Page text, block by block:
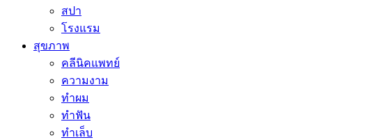
สปา
โรงแรม
สุขภาพ
คลีนิคแพทย์
ความงาม
ทำผม
ทำฟัน
ทำเล็บ